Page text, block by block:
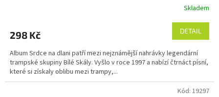
Skladem
298 Kč DETAIL
Album Srdce na dlani patří mezi nejznámější nahrávky legendární
trampské skupiny Bílé Skály. Vyšlo v roce 1997 a nabízí čtrnáct písní,
které si získaly oblibu mezi trampy,...
Kód: 19297